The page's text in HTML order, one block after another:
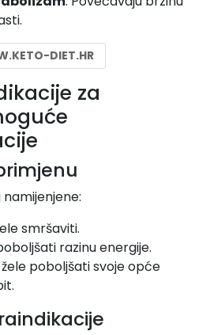
DIET.HR
za
smršaviti.
razinu energije.
poboljšati svoje opće